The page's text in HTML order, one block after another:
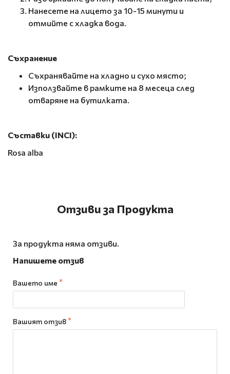
Нанесете на лицето за 10-15 минути и
отмийте с хладка вода.
Съхранение
Съхранявайте на хладно и сухо място;
Използвайте в рамките на 8 месеца след
отваряне на бутилката.
Съставки (INCI):
Rosa alba
Отзиви за Продукта
За продукта няма отзиви.
Напишете отзив
Вашето име
Вашият отзив